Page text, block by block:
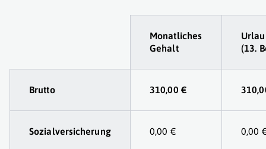
Monatliches
Gehalt
(13.
Brutto 310,00 €
Sozialversicherung 0,00 € 0,00